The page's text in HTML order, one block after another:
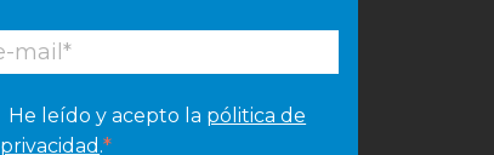
He leído y acepto la pólitica de
privacidad .*